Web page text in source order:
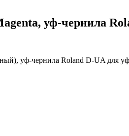
уф-чернила
уф-чернила Roland D-UA для